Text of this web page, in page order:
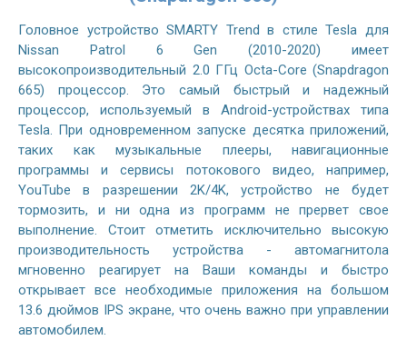
Головное устройство SMARTY Trend в стиле Tesla для
Nissan Patrol 6 Gen (2010-2020) имеет
высокопроизводительный 2.0 ГГц Octa-Core (Snapdragon
665) процессор. Это самый быстрый и надежный
процессор, используемый в Android-устройствах типа
Tesla. При одновременном запуске десятка приложений,
таких как музыкальные плееры, навигационные
программы и сервисы потокового видео, например,
YouTube в разрешении 2K/4K, устройство не будет
тормозить, и ни одна из программ не прервет свое
выполнение. Стоит отметить исключительно высокую
производительность устройства - автомагнитола
мгновенно реагирует на Ваши команды и быстро
открывает все необходимые приложения на большом
13.6 дюймов IPS экране, что очень важно при управлении
автомобилем.